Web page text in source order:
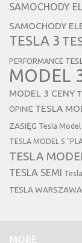
SAMOCHODY
SAMOCHODY
TESLA 3
PERFORMANCE
MODEL
MODEL 3 CENY
OPINIE TESLA
ZASIĘG Tesla Model
TESLA MODEL S
TESLA
TESLA SEMI
TESLA WARSZAWA
MORE